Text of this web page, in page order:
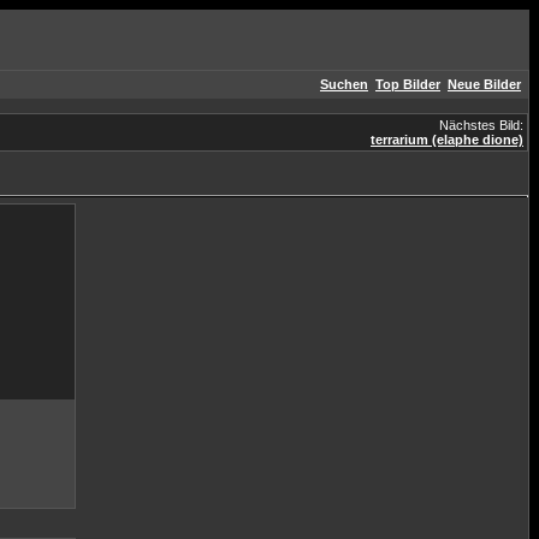
Suchen Top Bilder Neue Bilder
Nächstes Bild:
terrarium (elaphe dione)